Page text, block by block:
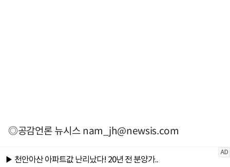
◎공감언론 뉴시스nam_jh@newsis.com